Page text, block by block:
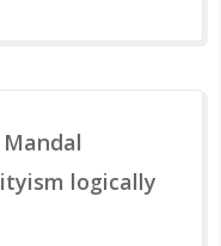
Mandal
logically